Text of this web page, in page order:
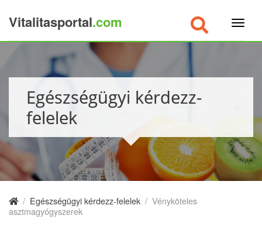
Vitalitasportal.com
Egészségügyi kérdezz-
felelek
/ Egészségügyi kérdezz-felelek / Vényköteles
asztmagyógyszerek
×